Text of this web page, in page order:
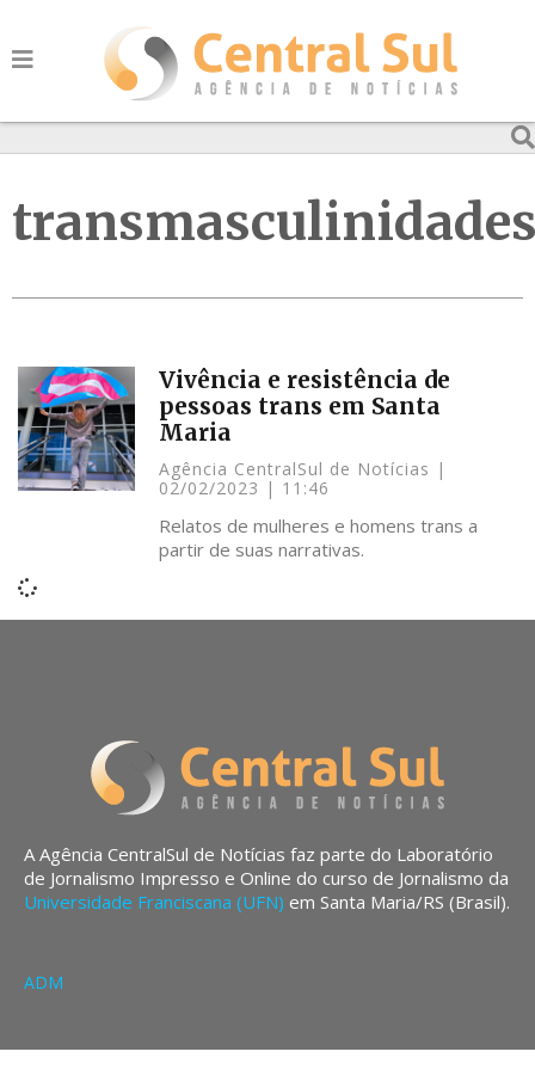
Vivência e resistência de
pessoas trans em Santa
Maria
Agência CentralSul de Notícias
02/02/2023
11:46
Relatos de mulheres e homens trans a
partir de suas narrativas.
A Agência CentralSul de Notícias faz parte do Laboratório
de Jornalismo Impresso e Online do curso de Jornalismo da
Universidade Franciscana (UFN) em Santa Maria/RS (Brasil).
ADM